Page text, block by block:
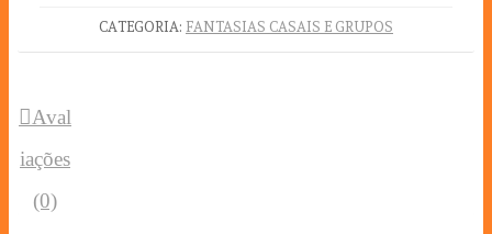
CATEGORIA: FANTASIAS CASAIS E GRUPOS
Aval
iações
(0)